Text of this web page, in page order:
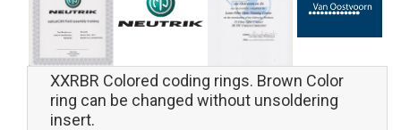
XXRBR Colored coding rings. Brown Color
ring can be changed without unsoldering
insert.